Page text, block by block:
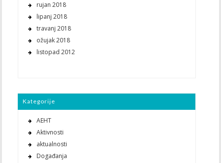
rujan 2018
lipanj 2018
travanj 2018
ožujak 2018
listopad 2012
Kategorije
AEHT
Aktivnosti
aktualnosti
Događanja